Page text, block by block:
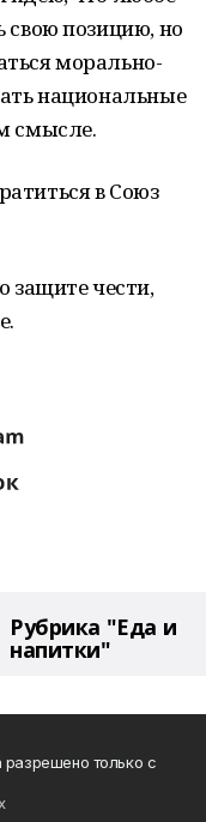
свою позицию, но
морально-
национальные
смысле.
в Союз
защите чести,
Рубрика "Еда и
напитки"
только с